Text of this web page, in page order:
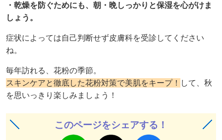
・乾燥を防ぐためにも、朝・晩しっかりと保湿を心がけま
しょう。
症状によっては自己判断せず皮膚科を受診してください
ね。
毎年訪れる、花粉の季節。
スキンケアと徹底した花粉対策で美肌をキープ！ して、秋
を思いっきり楽しみましょう！
このページをシェアする！